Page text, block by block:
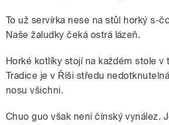
To už servírka nese na stůl horký s-
Naše žaludky čeká ostrá lázeň.
Horké kotlíky stojí na každém stole v
Tradice je v Říši středu
nosu všichni.
Chuo guo však není čínský vynález.